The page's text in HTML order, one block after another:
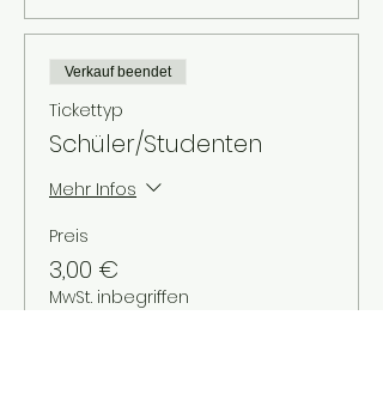
Verkauf beendet
Tickettyp
Schüler/Studenten
Mehr Infos
Preis
3,00 €
MwSt. inbegriffen